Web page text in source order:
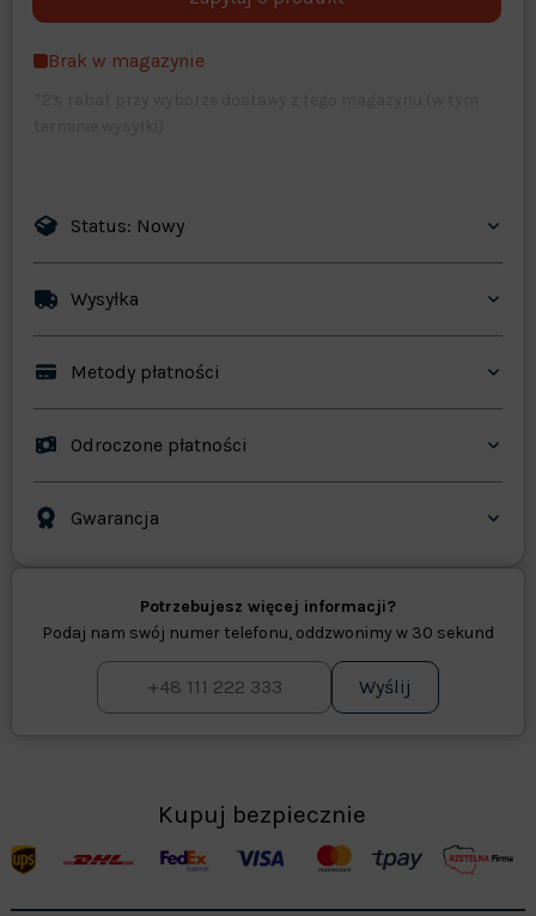
opcjonalne Maks. 250 znaków
Brak w magazynie
Status: Nowy
Wysyłka
Metody płatności
Odroczone płatności
Gwarancja
Potrzebujesz więcej informacji?
Podaj nam swój numer telefonu, oddzwonimy w 30 sekund
Wyślij
Kupuj bezpiecznie